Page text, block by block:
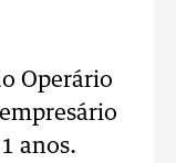
Operário
anos.